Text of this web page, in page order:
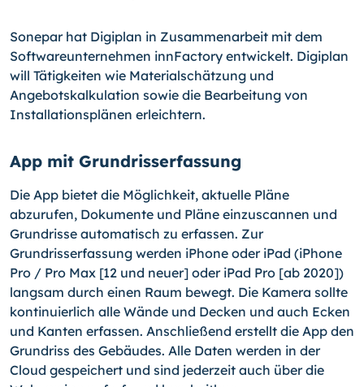
Sonepar hat Digiplan in Zusammenarbeit mit dem
Softwareunternehmen innFactory entwickelt. Digiplan
will Tätigkeiten wie Materialschätzung und
Angebotskalkulation sowie die Bearbeitung von
Installationsplänen erleichtern.
App mit Grundrisserfassung
Die App bietet die Möglichkeit, aktuelle Pläne
abzurufen, Dokumente und Pläne einzuscannen und
Grundrisse automatisch zu erfassen. Zur
Grundrisserfassung werden iPhone oder iPad (iPhone
Pro / Pro Max [12 und neuer] oder iPad Pro [ab 2020])
langsam durch einen Raum bewegt. Die Kamera sollte
kontinuierlich alle Wände und Decken und auch Ecken
und Kanten erfassen. Anschließend erstellt die App den
Grundriss des Gebäudes. Alle Daten werden in der
Cloud gespeichert und sind jederzeit auch über die